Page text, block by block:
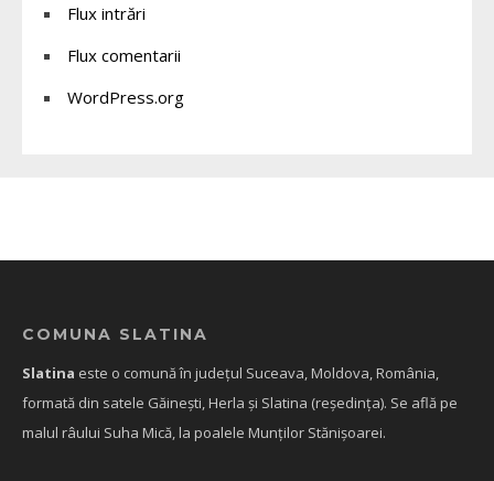
Flux intrări
Flux comentarii
WordPress.org
COMUNA SLATINA
Slatina este o comună în județul Suceava, Moldova, România,
formată din satele Găinești, Herla și Slatina (reședința). Se află pe
malul râului Suha Mică, la poalele Munților Stănișoarei.